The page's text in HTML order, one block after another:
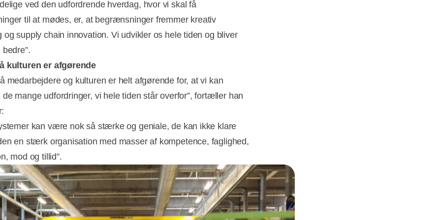
ved den udfordrende hverdag, hvor vi skal få
til at mødes, er, at begrænsninger fremmer kreativ
supply chain innovation. Vi udvikler os hele tiden og bliver
kulturen er afgørende
medarbejdere og kulturen er helt afgørende for, at vi kan
de mange udfordringer, vi hele tiden står overfor”, fortæller han
kan være nok så stærke og geniale, de kan ikke klare
en stærk organisation med masser af kompetence, faglighed,
mod og tillid”.